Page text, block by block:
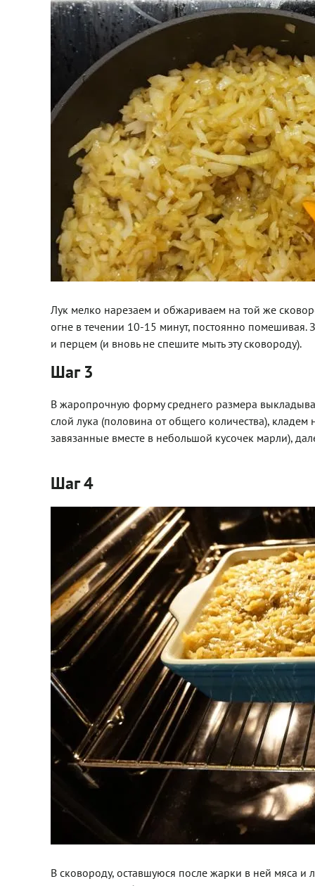
Лук мелко нарезаем и обжариваем на той же
огне в течении 10-15 минут, постоянно помешивая.
и перцем (и вновь не спешите мыть эту сковороду).
Шаг 3
В жаропрочную форму среднего размера
слой лука (половина от общего количества),
завязанные вместе в небольшой кусочек марли),
Шаг 4
В сковороду, оставшуюся после жарки в ней мяса